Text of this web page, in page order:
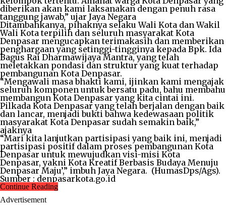
diberikan akan kami laksanakan dengan penuh rasa
tanggung jawab,” ujar Jaya Negara
Ditambahkanya, pihaknya selaku Wali Kota dan Wakil
Wali Kota terpilih dan seluruh masyarakat Kota
Denpasar mengucapkan terimakasih dan memberikan
penghargaan yang setinggi-tingginya kepada Bpk. Ida
Bagus Rai Dharmawijaya Mantra, yang telah
meletakkan pondasi dan struktur yang kuat terhadap
pembangunan Kota Denpasar.
“Mengawali masa bhakti kami, ijinkan kami mengajak
seluruh komponen untuk bersatu padu, bahu membahu
membangun Kota Denpasar yang kita cintai ini.
Pilkada Kota Denpasar yang telah berjalan dengan baik
dan lancar, menjadi bukti bahwa kedewasaan politik
masyarakat Kota Denpasar sudah semakin baik,”
ajaknya
“Mari kita lanjutkan partisipasi yang baik ini, menjadi
partisipasi positif dalam proses pembangunan Kota
Denpasar untuk mewujudkan visi-misi Kota
Denpasar, yakni Kota Kreatif Berbasis Budaya Menuju
Denpasar Maju’,” imbuh Jaya Negara. (HumasDps/Ags).
Sumber : denpasarkota.go.id
Continue Reading
Advertisement